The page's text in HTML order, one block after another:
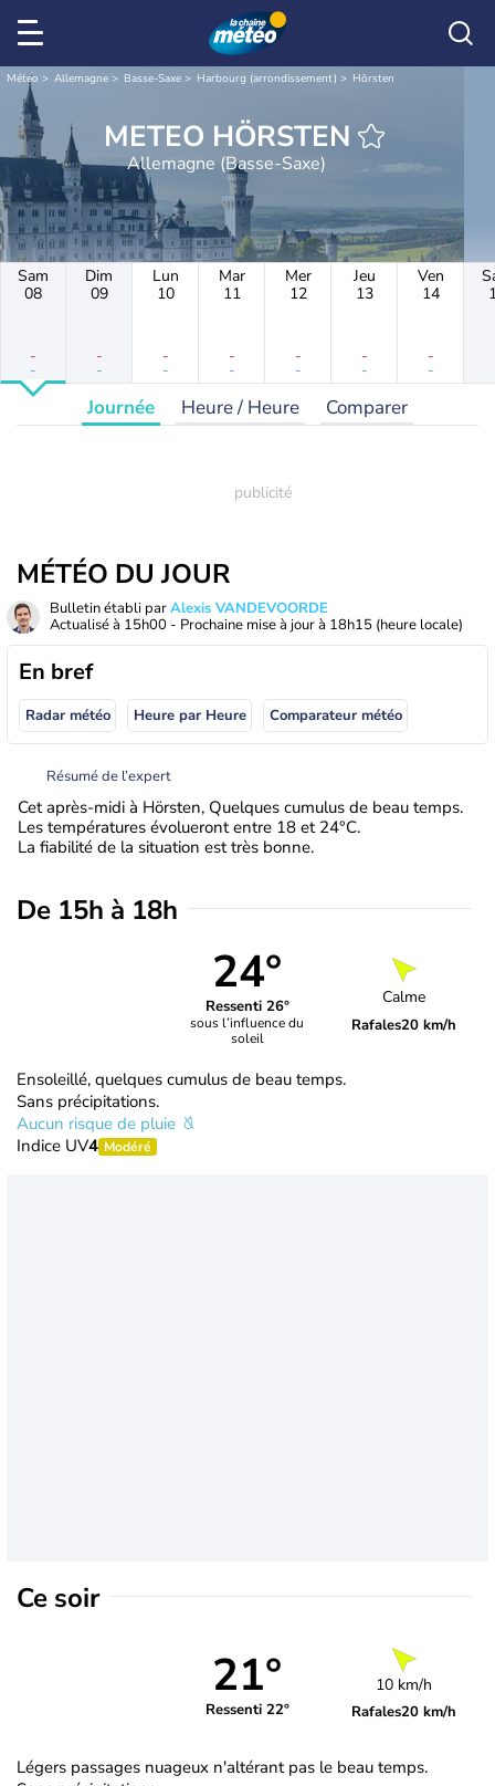
Météo Allemagne Basse-Saxe Harbourg (arrondissement) Hörsten
METEO HÖRSTEN
Allemagne (Basse-Saxe)
Sam
08
-
-
Dim
09
-
-
Lun
10
-
-
Mar
11
-
-
Mer
12
-
-
Jeu
13
-
-
Ven
14
-
-
Journée Heure / Heure Comparer
MÉTÉO DU JOUR
Bulletin établi parAlexis VANDEVOORDE
Actualisé à 15h00 - Prochaine mise à jour à 18h15 (heure locale)
En bref
Radar météo Heure par Heure Comparateur météo
Résumé de l’expert
Cet après-midi à Hörsten, Quelques cumulus de beau temps.
Les températures évolueront entre 18 et 24°C.
La fiabilité de la situation est très bonne.
De 15h à 18h
24°
Ressenti 26°
sous l’influence du
soleil
Calme
Rafales20 km/h
Ensoleillé, quelques cumulus de beau temps.
Sans précipitations.
Aucun risque de pluie
Indice UV4 Modéré
Ce soir
21°
Ressenti 22°
10 km/h
Rafales20 km/h
Légers passages nuageux n'altérant pas le beau temps.